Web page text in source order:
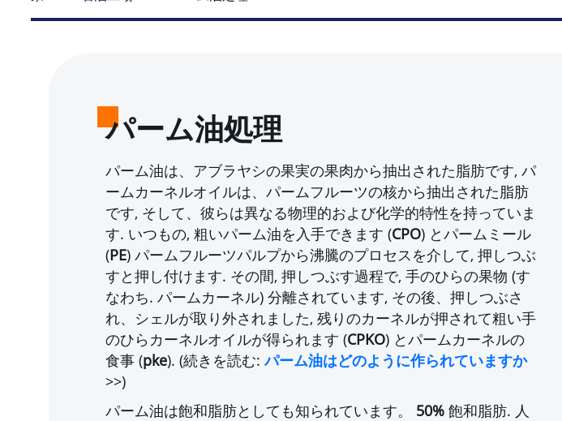
パーム油処理
パーム油は、アブラヤシの果実の果肉から抽出された脂肪です, パ
ームカーネルオイルは、パームフルーツの核から抽出された脂肪
です, そして、彼らは異なる物理的および化学的特性を持っていま
す. いつもの, 粗いパーム油を入手できます (CPO) とパームミール
(PE) パームフルーツパルプから沸騰のプロセスを介して, 押しつぶ
すと押し付けます. その間, 押しつぶす過程で, 手のひらの果物 (す
なわち. パームカーネル) 分離されています, その後、押しつぶさ
れ、シェルが取り外されました, 残りのカーネルが押されて粗い手
のひらカーネルオイルが得られます (CPKO) とパームカーネルの
食事 (pke). (続きを読む:パーム油はどのように作られていますか
>>)
パーム油は飽和脂肪としても知られています。 50% 飽和脂肪. 人